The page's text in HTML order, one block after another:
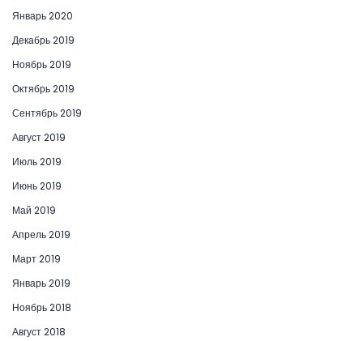
Январь 2020
Декабрь 2019
Ноябрь 2019
Октябрь 2019
Сентябрь 2019
Август 2019
Июль 2019
Июнь 2019
Май 2019
Апрель 2019
Март 2019
Январь 2019
Ноябрь 2018
Август 2018